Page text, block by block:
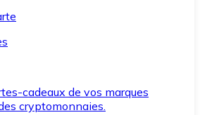
cadeaux de vos marques
cryptomonnaies.